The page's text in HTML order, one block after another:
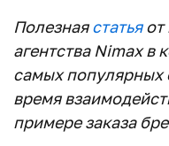
Полезнаястатьяот
агентства Nimax в
самых популярных
время
примере заказа